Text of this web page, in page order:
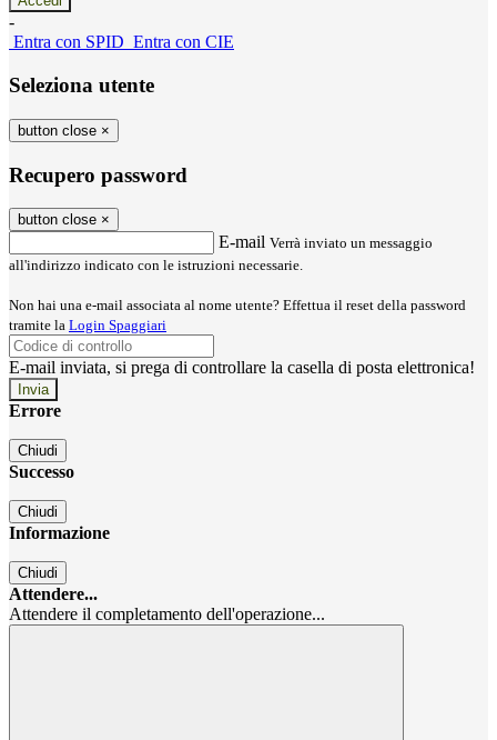
-
Entra con SPID Entra con CIE
Seleziona utente
button close ×
Recupero password
button close ×
E-mail Verrà inviato un messaggio
all'indirizzo indicato con le istruzioni necessarie.
Non hai una e-mail associata al nome utente? Effettua il reset della password
tramite la Login Spaggiari
E-mail inviata, si prega di controllare la casella di posta elettronica!
Errore
Chiudi
Successo
Chiudi
Informazione
Chiudi
Attendere...
Attendere il completamento dell'operazione...